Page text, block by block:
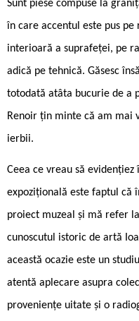
Sunt piese compuse la
în care accentul este pus
interioară a suprafeței, pe
adică pe tehnică. Găsesc
totodată atâta bucurie de a
Renoir țin minte că am mai
ierbii.
Ceea ce vreau să
expozițională este faptul că
proiect muzeal și mă refer
cunoscutul istoric de artă
această ocazie este un
atentă aplecare asupra
proveniențe uitate și o